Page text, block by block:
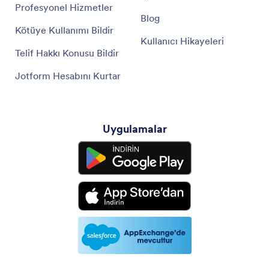
Profesyonel Hizmetler
Kötüye Kullanımı Bildir
Telif Hakkı Konusu Bildir
Jotform Hesabını Kurtar
Blog
Kullanıcı Hikayeleri
Uygulamalar